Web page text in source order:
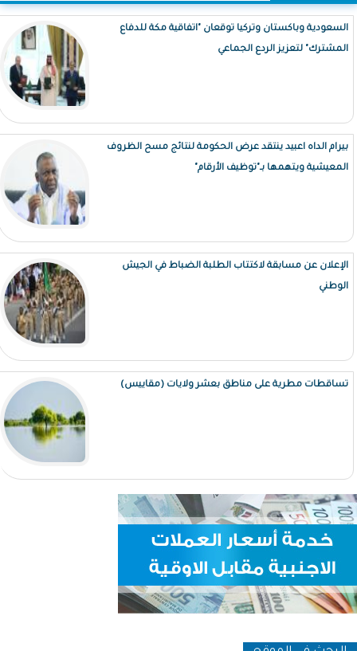
السعودية وباكستان وتركيا توقعان "اتفاقية مكة للدفاع
المشترك" لتعزيز الردع الجماعي
بيرام الداه اعبيد ينتقد عرض الحكومة لنتائج مسح الظروف
المعيشية ويتهمها بـ"توظيف الأرقام"
الإعلان عن مسابقة لاكتتاب الطلبة الضباط في الجيش
الوطني
تساقطات مطرية على مناطق بعشر ولايات (مقاييس)